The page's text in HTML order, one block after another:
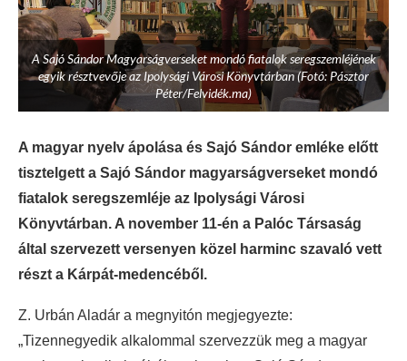
A Sajó Sándor Magyarságverseket mondó fiatalok seregszemléjének
egyik résztvevője az Ipolysági Városi Könyvtárban (Fotó: Pásztor
Péter/Felvidék.ma)
A magyar nyelv ápolása és Sajó Sándor emléke előtt
tisztelgett a Sajó Sándor magyarságverseket mondó
fiatalok seregszemléje az Ipolysági Városi
Könyvtárban. A november 11-én a Palóc Társaság
által szervezett versenyen közel harminc szavaló vett
részt a Kárpát-medencéből.
Z. Urbán Aladár a megnyitón megjegyezte:
„Tizennegyedik alkalommal szervezzük meg a magyar